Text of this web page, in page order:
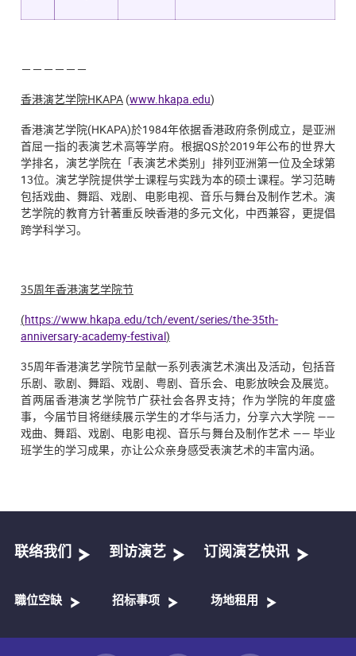
－－－－－－
香港演艺学院HKAPA (www.hkapa.edu)
香港演艺学院(HKAPA)於1984年依据香港政府条例成立，是亚洲
首屈一指的表演艺术高等学府。根据QS於2019年公布的世界大
学排名，演艺学院在「表演艺术类别」排列亚洲第一位及全球第
13位。演艺学院提供学士课程与实践为本的硕士课程。学习范畴
包括戏曲、舞蹈、戏剧、电影电视、音乐与舞台及制作艺术。演
艺学院的教育方针著重反映香港的多元文化，中西兼容，更提倡
跨学科学习。
35周年香港演艺学院节
(https://www.hkapa.edu/tch/event/series/the-35th-
anniversary-academy-festival)
35周年香港演艺学院节呈献一系列表演艺术演出及活动，包括音
乐剧、歌剧、舞蹈、戏剧、粤剧、音乐会、电影放映会及展览。
首两届香港演艺学院节广获社会各界支持；作为学院的年度盛
事，今届节目将继续展示学生的才华与活力，分享六大学院 ——
戏曲、舞蹈、戏剧、电影电视、音乐与舞台及制作艺术 —— 毕业
班学生的学习成果，亦让公众亲身感受表演艺术的丰富内涵。
联络我们 到访演艺 订阅演艺快讯
職位空缺 招标事项 场地租用